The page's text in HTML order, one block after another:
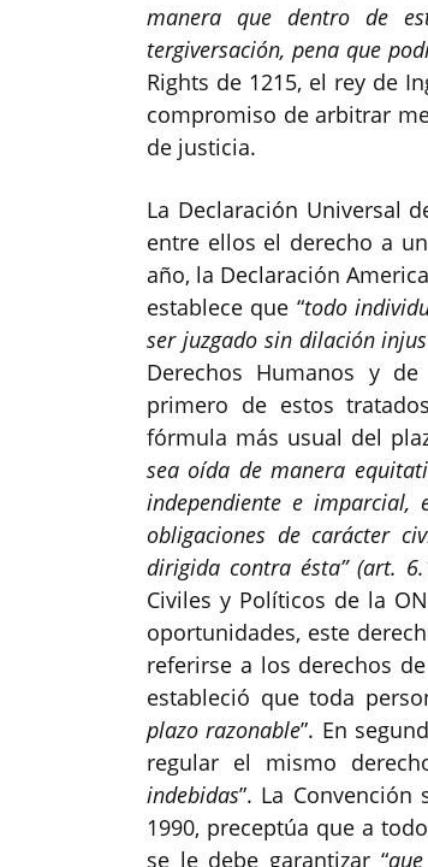
manera que dentro de
tergiversación, pena que
Rights de 1215, el rey de
compromiso de arbitrar
de justicia.
La Declaración Universal
entre ellos el derecho a
año, la Declaración
establece que “todo
ser juzgado sin dilación
Derechos Humanos y
primero de estos
fórmula más usual del
sea oída de manera
independiente e imparcial,
obligaciones de carácter
dirigida contra ésta” (art.
Civiles y Políticos de la
oportunidades, este
referirse a los derechos
estableció que toda
plazo razonable”. En
regular el mismo
indebidas”. La
1990, preceptúa que a
se le debe garantizar “